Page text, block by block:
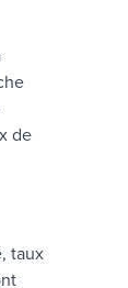
de
taux